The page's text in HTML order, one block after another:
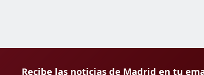
Recibe las noticias de Madrid en tu